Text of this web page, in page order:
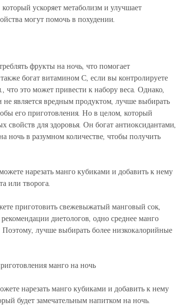
ускоряет метаболизм и улучшает
могут помочь в похудении.
фрукты на ночь, что помогает
богат витамином С, если вы контролируете
что это может привести к набору веса. Однако,
является вредным продуктом, лучше выбирать
его приготовления. Но в целом, который
свойств для здоровья. Он богат антиоксидантами,
ночь в разумном количестве, чтобы получить
нарезать манго кубиками и добавить к нему
или творога.
приготовить свежевыжатый манговый сок,
диетологов, одно среднее манго
лучше выбирать более низкокалорийные
манго на ночь
нарезать манго кубиками и добавить к нему
будет замечательным напитком на ночь.